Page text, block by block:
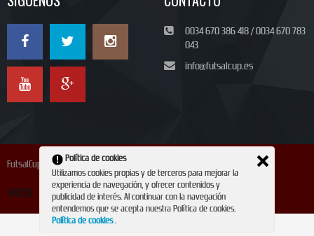
0034 670 386 418 / 0034 670 783
043
info@futsalcup.es
FutsalCup 2024
INICIO INSCRIPCIÓN CONTACTO REVISTA
Política de cookies
Utilizamos cookies propias y de terceros para mejorar la
experiencia de navegación, y ofrecer contenidos y
publicidad de interés. Al continuar con la navegación
entendemos que se acepta nuestra Política de cookies.
Política de cookies.